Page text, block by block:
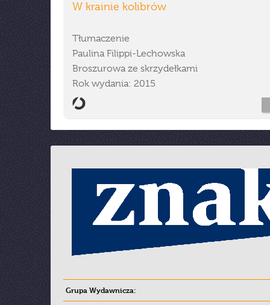
W krainie kolibrów
Tłumaczenie
Paulina Filippi-Lechowska
Broszurowa ze skrzydełkami
Rok wydania: 2015
Grupa Wydawnicza: